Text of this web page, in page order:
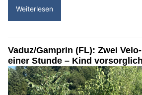
Weiterlesen
Vaduz/Gamprin (FL): Zwei
einer Stunde – Kind